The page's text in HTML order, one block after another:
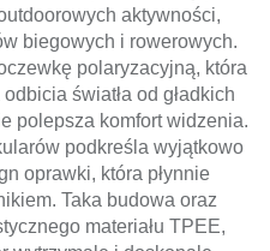
aktywności,
biegowych i rowerowych.
polaryzacyjną, która
światła od gładkich
polepsza komfort widzenia.
podkreśla wyjątkowo
oprawki, która płynnie
Taka budowa oraz
materiału TPEE,